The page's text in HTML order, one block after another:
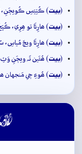
(بيت) ڪُٺِيَسِ ڪُويڄَنِ،
(بيت) ھارِئَا تو ھِرِي،
(بيت) ھارِئَا ويڄَ مُياسِ،
(بيت) ھُئَين تَہ ويڄَنِ
(بيت) ھُوءِ جٖي مَنجهان